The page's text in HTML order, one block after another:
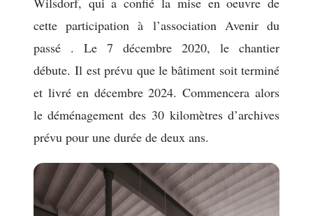
cette participation à l’association Avenir du
passé . Le 7 décembre 2020, le chantier
débute. Il est prévu que le bâtiment soit terminé
et livré en décembre 2024. Commencera alors
le déménagement des 30 kilomètres d’archives
prévu pour une durée de deux ans.